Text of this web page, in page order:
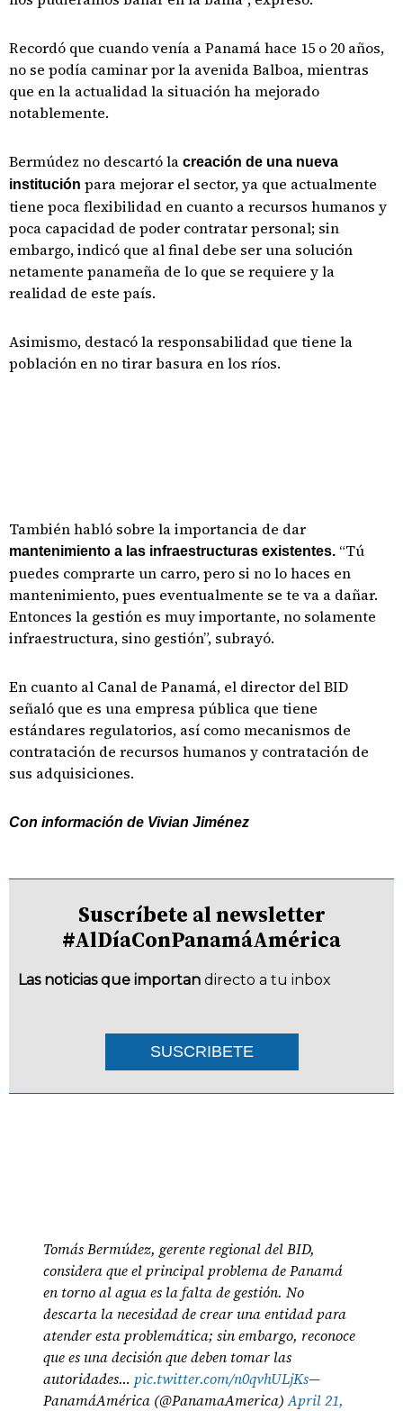
Recordó que cuando venía a Panamá hace 15 o 20 años,
no se podía caminar por la avenida Balboa, mientras
que en la actualidad la situación ha mejorado
notablemente.
Bermúdez no descartó la creación de una nueva
institución para mejorar el sector, ya que actualmente
tiene poca flexibilidad en cuanto a recursos humanos y
poca capacidad de poder contratar personal; sin
embargo, indicó que al final debe ser una solución
netamente panameña de lo que se requiere y la
realidad de este país.
Asimismo, destacó la responsabilidad que tiene la
población en no tirar basura en los ríos.
También habló sobre la importancia de dar
mantenimiento a las infraestructuras existentes. “Tú
puedes comprarte un carro, pero si no lo haces en
mantenimiento, pues eventualmente se te va a dañar.
Entonces la gestión es muy importante, no solamente
infraestructura, sino gestión”, subrayó.
En cuanto al Canal de Panamá, el director del BID
señaló que es una empresa pública que tiene
estándares regulatorios, así como mecanismos de
contratación de recursos humanos y contratación de
sus adquisiciones.
Con información de Vivian Jiménez
Suscríbete al newsletter
#AlDíaConPanamáAmérica
Las noticias que importan directo a tu inbox
SUSCRIBETE
Tomás Bermúdez, gerente regional del BID,
considera que el principal problema de Panamá
en torno al agua es la falta de gestión. No
descarta la necesidad de crear una entidad para
atender esta problemática; sin embargo, reconoce
que es una decisión que deben tomar las
autoridades… pic.twitter.com/n0qvhULjKs—
PanamáAmérica (@PanamaAmerica)April 21,